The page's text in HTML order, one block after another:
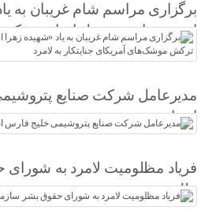
برگزاری مراسم شام غریبان به
اسدی نژاد» در محل اصابت
آمریکای جنایتکار به لامرد
مدیرعامل شرکت صنایع
انتخاب شد
فریاد مظلومیت لامرد به
ملل رسید